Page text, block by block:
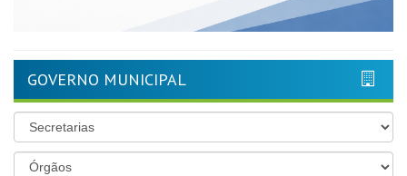
GOVERNO MUNICIPAL